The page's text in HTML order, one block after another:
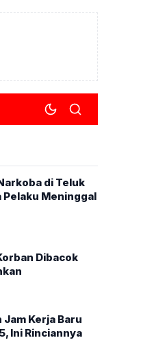
di Teluk
Pelaku Meninggal
Dibacok
Kerja Baru
Ini Rinciannya